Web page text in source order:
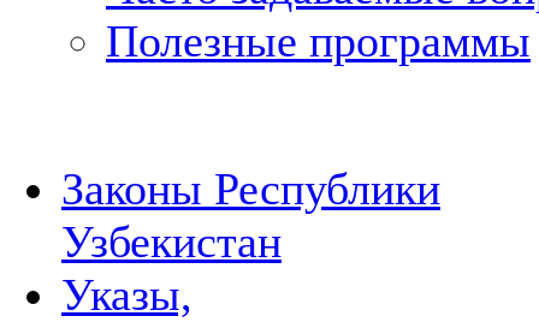
Полезные программы
Законы Республики
Узбекистан
Указы,